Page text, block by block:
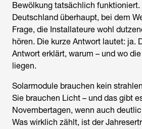
Bewölkung tatsächlich funktioniert.
Deutschland überhaupt, bei dem
Frage, die Installateure wohl
hören. Die kurze Antwort lautet: ja.
Antwort erklärt, warum – und wo
liegen.
Solarmodule brauchen kein
Sie brauchen Licht – und das gibt
Novembertagen, wenn auch
Was wirklich zählt, ist der